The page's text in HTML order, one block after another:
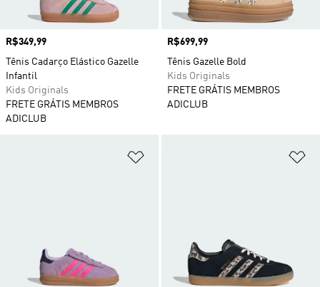
Preço
R$349,99
Tênis Cadarço Elástico Gazelle
Infantil
Kids Originals
FRETE GRÁTIS MEMBROS
ADICLUB
Preço
R$699,99
Tênis Gazelle Bold
Kids Originals
FRETE GRÁTIS MEMBROS
ADICLUB